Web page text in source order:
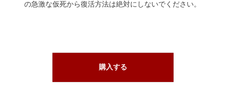
の急激な仮死から復活方法は絶対にしないでください。
購入する